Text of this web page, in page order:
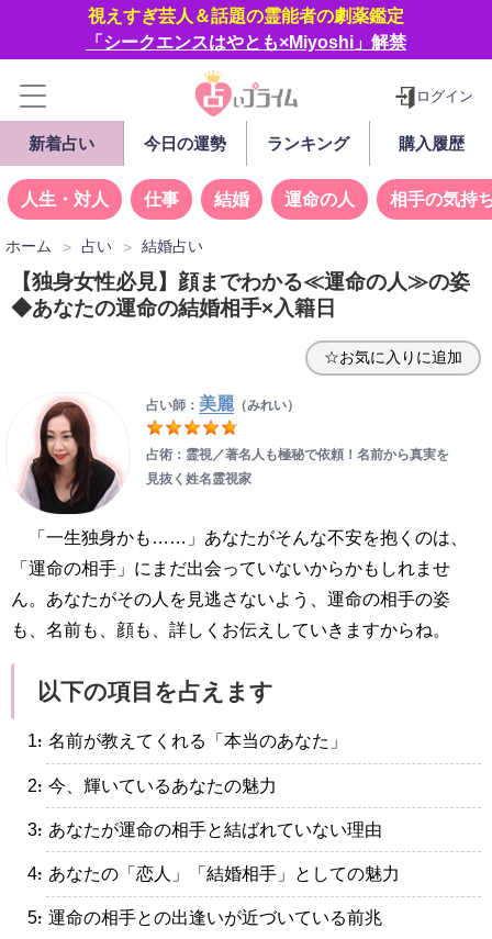
視えすぎ芸人＆話題の霊能者の劇薬鑑定
「シークエンスはやとも×Miyoshi」解禁
ログイン
新着占い 今日の運勢 ランキング 購入履歴
人生・対人 仕事 結婚 運命の人 相手の気持
ホーム 占い 結婚占い
【独身女性必見】顔までわかる≪運命の人≫の姿
◆あなたの運命の結婚相手×入籍日
☆お気に入りに追加
占い師： 美麗（みれい）
占術：霊視／著名人も極秘で依頼！名前から真実を
見抜く姓名霊視家
「一生独身かも……」あなたがそんな不安を抱くのは、
「運命の相手」にまだ出会っていないからかもしれませ
ん。あなたがその人を見逃さないよう、運命の相手の姿
も、名前も、顔も、詳しくお伝えしていきますからね。
以下の項目を占えます
・名前が教えてくれる「本当のあなた」
・今、輝いているあなたの魅力
・あなたが運命の相手と結ばれていない理由
・あなたの「恋人」「結婚相手」としての魅力
・運命の相手との出逢いが近づいている前兆